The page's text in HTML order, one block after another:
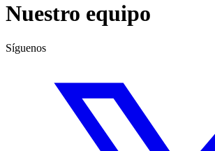
Nuestro equipo
Síguenos